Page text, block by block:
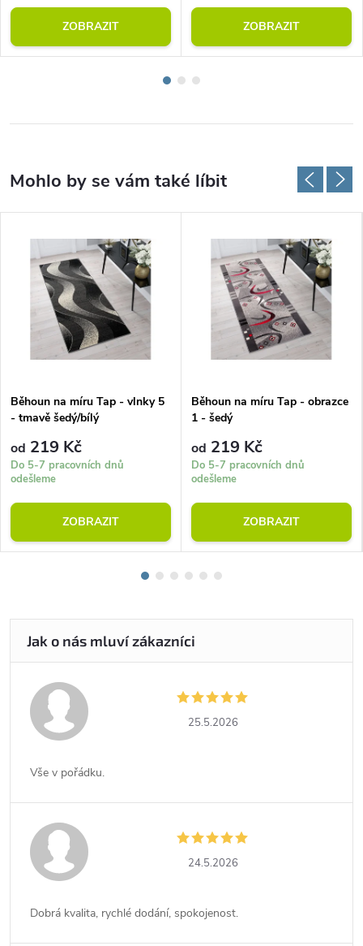
ZOBRAZIT ZOBRAZIT
Běhoun na míru Tap - vlnky 5
- tmavě šedý/bílý
od 219 Kč
Do 5-7 pracovních dnů
odešleme
ZOBRAZIT
Běhoun na míru Tap - obrazce
1 - šedý
od 219 Kč
Do 5-7 pracovních dnů
odešleme
ZOBRAZIT
25.5.2026
Vše v pořádku.
24.5.2026
Dobrá kvalita, rychlé dodání, spokojenost.